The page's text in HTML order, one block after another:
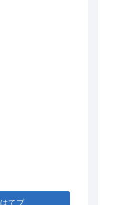
はてブ